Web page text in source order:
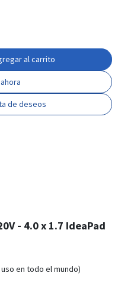
al carrito
de deseos
- 4.0 x 1.7 IdeaPad
uso en todo el mundo)